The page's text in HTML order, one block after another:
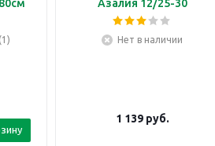
Азалия 12/25-30
Нет в наличии
1 139руб.